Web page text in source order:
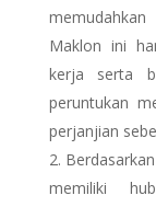
Maklon ini
kerja serta
peruntukan
perjanjian
memiliki